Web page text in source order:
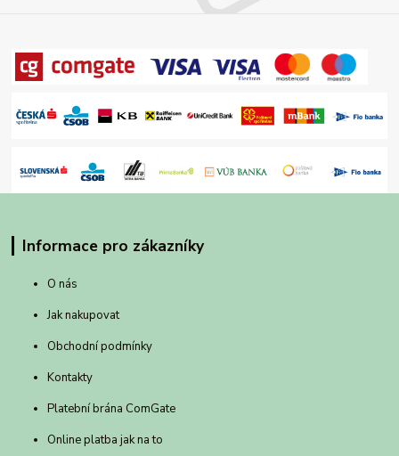
Informace pro zákazníky
O nás
Jak nakupovat
Obchodní podmínky
Kontakty
Platební brána ComGate
Online platba jak na to